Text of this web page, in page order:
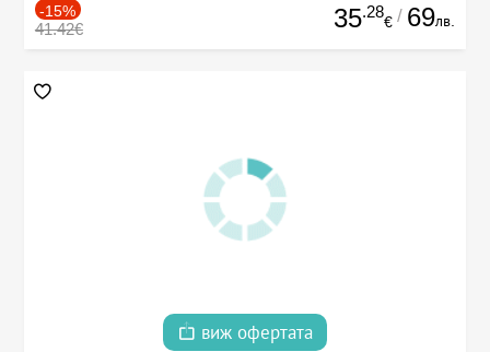
-15%
41.42€ 35.28
€ / 69лв.
виж офертата